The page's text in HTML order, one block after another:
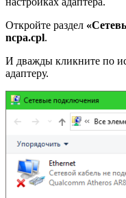
Откройте раздел
ncpa.cpl.
И дважды кликните по
адаптеру.